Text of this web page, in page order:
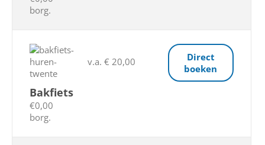
borg.
Bakfiets
€0,00
borg.
v.a. € 20,00
Direct
boeken